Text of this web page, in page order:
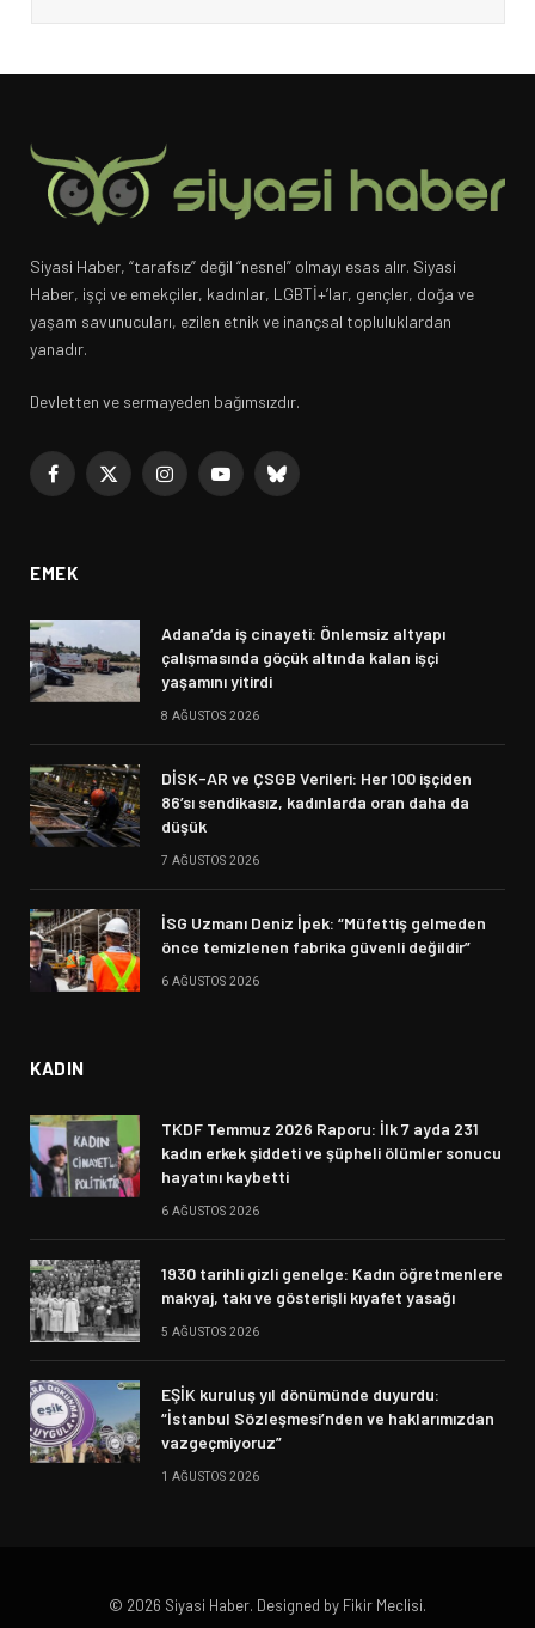
Siyasi Haber, “tarafsız” değil “nesnel” olmayı esas alır. Siyasi
Haber, işçi ve emekçiler, kadınlar, LGBTİ+’lar, gençler, doğa ve
yaşam savunucuları, ezilen etnik ve inançsal topluluklardan
yanadır.
Devletten ve sermayeden bağımsızdır.
Facebook
X
InstagramYouTubeBluesky
EMEK
Adana’da iş cinayeti: Önlemsiz altyapı
çalışmasında göçük altında kalan işçi
yaşamını yitirdi
8 AĞUSTOS 2026
DİSK-AR ve ÇSGB Verileri: Her 100 işçiden
86’sı sendikasız, kadınlarda oran daha da
düşük
7 AĞUSTOS 2026
İSG Uzmanı Deniz İpek: “Müfettiş gelmeden
önce temizlenen fabrika güvenli değildir”
6 AĞUSTOS 2026
KADIN
TKDF Temmuz 2026 Raporu: İlk 7 ayda 231
kadın erkek şiddeti ve şüpheli ölümler sonucu
hayatını kaybetti
6 AĞUSTOS 2026
1930 tarihli gizli genelge: Kadın öğretmenlere
makyaj, takı ve gösterişli kıyafet yasağı
5 AĞUSTOS 2026
EŞİK kuruluş yıl dönümünde duyurdu:
“İstanbul Sözleşmesi’nden ve haklarımızdan
vazgeçmiyoruz”
1 AĞUSTOS 2026
© 2026 Siyasi Haber. Designed by Fikir Meclisi.